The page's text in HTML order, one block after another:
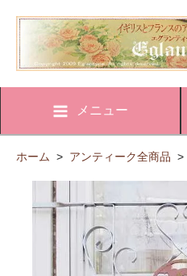
メニュー
ホーム > アンティーク全商品 >